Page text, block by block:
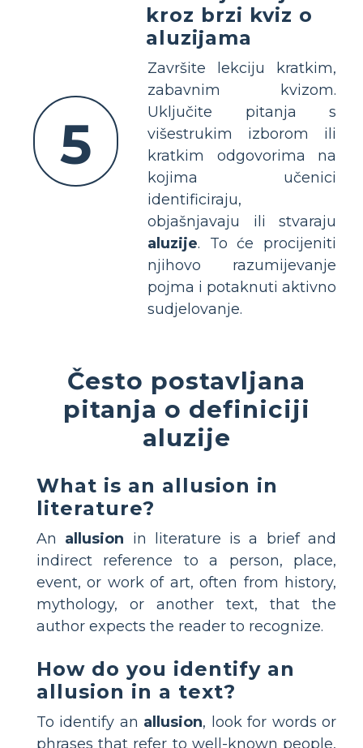
5
kroz brzi kviz o
aluzijama
Završite lekciju kratkim,
zabavnim kvizom.
Uključite pitanja s
višestrukim izborom ili
kratkim odgovorima na
kojima učenici
identificiraju,
objašnjavaju ili stvaraju
aluzije. To će procijeniti
njihovo razumijevanje
pojma i potaknuti aktivno
sudjelovanje.
Često postavljana
pitanja o definiciji
aluzije
What is an allusion in
literature?
An allusion in literature is a brief and
indirect reference to a person, place,
event, or work of art, often from history,
mythology, or another text, that the
author expects the reader to recognize.
How do you identify an
allusion in a text?
To identify an allusion, look for words or
phrases that refer to well-known people,